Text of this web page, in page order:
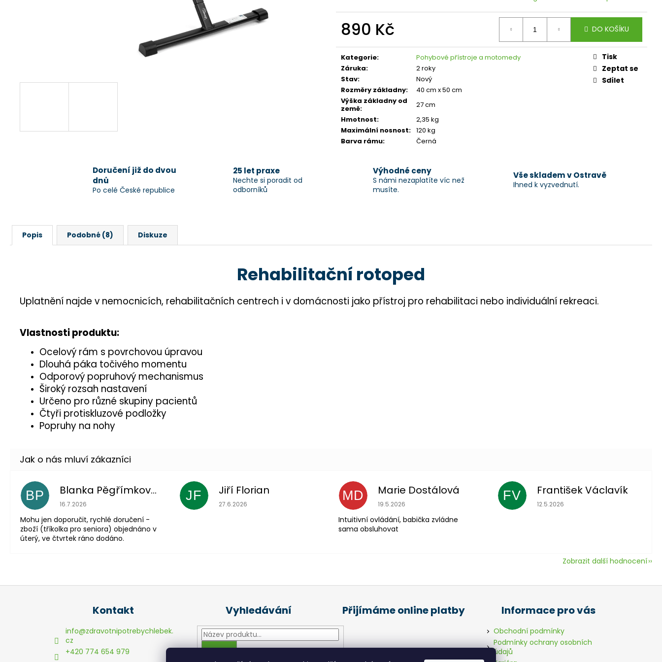
890 Kč
cena:
DO KOŠÍKU
Kategorie:
Pohybové přístroje a motomedy
Záruka:
2 roky
Stav:
Nový
Rozměry základny:
40 cm x 50 cm
Výška základny od
země:
27 cm
Hmotnost:
2,35 kg
Maximální nosnost: 120 kg
Barva rámu: Černá
Tisk
Zeptat se
Sdílet
Doručení již do dvou
dnů
Po celé České republice
25 let praxe
Nechte si poradit od
odborníků
Výhodné ceny
S námi nezaplatíte víc než
musíte.
Vše skladem v Ostravě
Ihned k vyzvednutí.
Popis Podobné (8) Diskuze
Rehabilitační rotoped
Uplatnění najde v nemocnicích, rehabilitačních centrech i v domácnosti jako přístroj pro rehabilitaci nebo individuální rekreaci.
Vlastnosti produktu:
Ocelový rám s povrchovou úpravou
Dlouhá páka točivého momentu
Odporový popruhový mechanismus
Široký rozsah nastavení
Určeno pro různé skupiny pacientů
Čtyři protiskluzové podložky
Popruhy na nohy
BP Blanka Pěgřímková
Hodnocení obchodu je 5 z 5 hvězdiček.
16.7.2026
Mohu jen doporučit, rychlé doručení -
zboží (tříkolka pro seniora) objednáno v
úterý, ve čtvrtek ráno dodáno.
JF Jiří Florian
Hodnocení obchodu je 5 z 5 hvězdiček.
27.6.2026
MD Marie Dostálová
Hodnocení obchodu je 5 z 5 hvězdiček.
19.5.2026
Intuitivní ovládání, babička zvládne
sama obsluhovat
FV František Václavík
Hodnocení obchodu je 5 z 5
12.5.2026
Zobrazit další hodnocení
Kontakt
info@zdravotnipotrebychlebek.
cz
+420 774 654 979
Vyhledávání Přijímáme online platby Informace pro vás
Obchodní podmínky
Podmínky ochrany osobních
údajů